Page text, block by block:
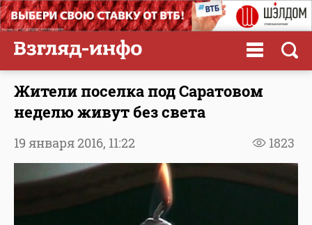
Жители поселка под Саратовом
неделю живут без света
1823
19 января 2016, 11:22